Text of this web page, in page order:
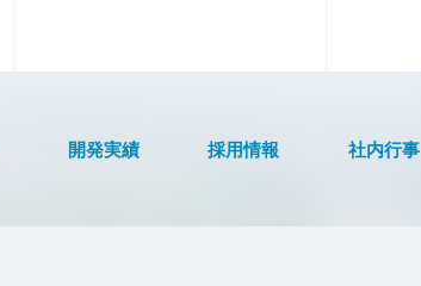
開発実績 採用情報 社内行事